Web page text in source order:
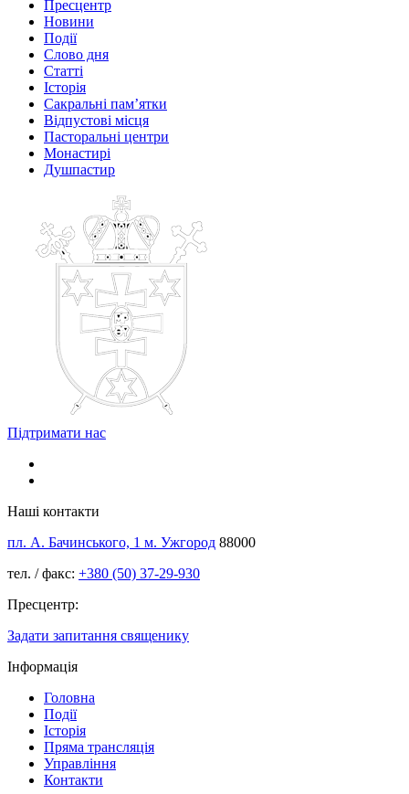
Пресцентр
Новини
Події
Слово дня
Статті
Історія
Сакральні пам’ятки
Відпустові місця
Пасторальні центри
Монастирі
Душпастир
Підтримати нас
Наші контакти
пл. А. Бачинського, 1 м. Ужгород 88000
тел. / факс: +380 (50) 37-29-930
Пресцентр:
Задати запитання священику
Інформація
Головна
Події
Історія
Пряма трансляція
Управління
Контакти